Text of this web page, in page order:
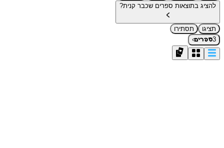
להציג בתוצאות ספרים שכבר קנית?
תציגו
תסתירו
3ספרים›